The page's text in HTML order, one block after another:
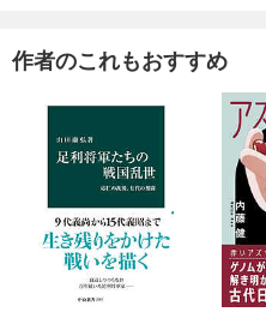
作者のこれもおすすめ